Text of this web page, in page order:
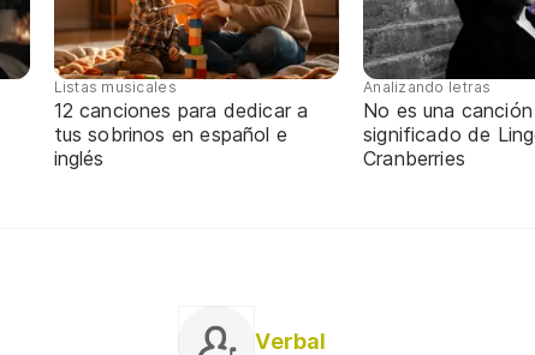
Listas musicales
12 canciones para dedicar a
tus sobrinos en español e
inglés
Analizando letras
No es una
significado de
Cranberries
Verbal